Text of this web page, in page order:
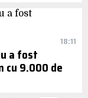
18:11
a fost
cu 9.000 de